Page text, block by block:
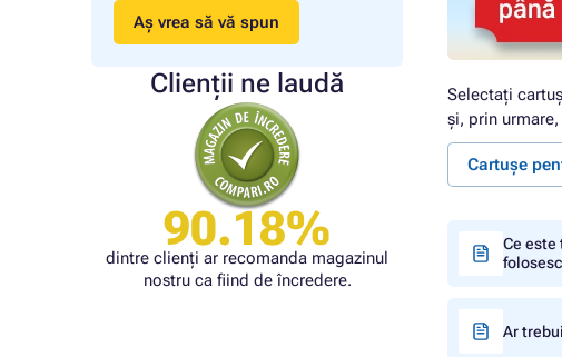
Aș vrea să vă spun
Clienții ne laudă
90.18%
dintre clienți ar recomanda magazinul
nostru ca fiind de încredere.
Selectați
și, prin urmare,
Cartușe
Ce este
Ar